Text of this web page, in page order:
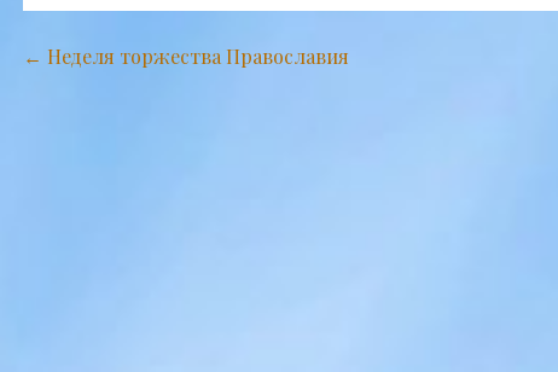
Навигация
← Неделя торжества Православия